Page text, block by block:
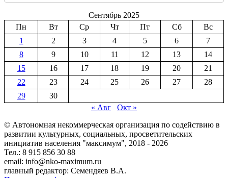
Сентябрь 2025
Пн
Вт Ср Чт Пт Сб
Вс
1
2 3 4 5 6
7
8
9 10 11 12 13
14
15
16 17 18 19 20
21
22
23 24 25 26 27
28
29
30
« Авг
Окт »
© Автономная некоммерческая организация по содействию в
развитии культурных, социальных, просветительских
инициатив населения "максимум", 2018 - 2026
Тел.: 8 915 856 30 88
email: info@nko-maximum.ru
главный редактор: Семендяев В.А.